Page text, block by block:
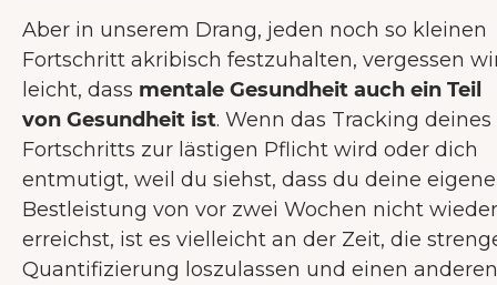
Aber in unserem Drang, jeden noch so kleinen
Fortschritt akribisch festzuhalten, vergessen
leicht, dass mentale Gesundheit auch ein Teil
von Gesundheit ist. Wenn das Tracking deines
Fortschritts zur lästigen Pflicht wird oder dich
entmutigt, weil du siehst, dass du deine eigene
Bestleistung von vor zwei Wochen nicht wieder
erreichst, ist es vielleicht an der Zeit, die
Quantifizierung loszulassen und einen anderen